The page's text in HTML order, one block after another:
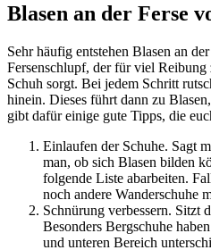
Blasen an der Ferse
Sehr häufig entstehen Blasen an
Fersenschlupf, der für viel Reibung
Schuh sorgt. Bei jedem Schritt
hinein. Dieses führt dann zu
gibt dafür einige gute Tipps, die
Einlaufen der Schuhe. Sagt
man, ob sich Blasen bilden
folgende Liste abarbeiten.
noch andere Wanderschuhe
Schnürung verbessern. Sitzt
Besonders Bergschuhe
und unteren Bereich